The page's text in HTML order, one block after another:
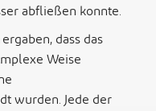
abfließen konnte.
dass das
Weise
wurden. Jede der